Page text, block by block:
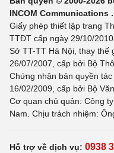
INCOM Communications
Giấy phép thiết lập trang
TTĐT cấp ngày 29/10/
Sở TT-TT Hà Nội, thay thế
26/07/2007, cấp bởi Bộ
Chứng nhận bản quyền
16/02/2009, cấp bởi Bộ
Cơ quan chủ quản: Công
Nam. Chịu trách nhiệm:
Hỗ trợ về dịch vụ: 0938